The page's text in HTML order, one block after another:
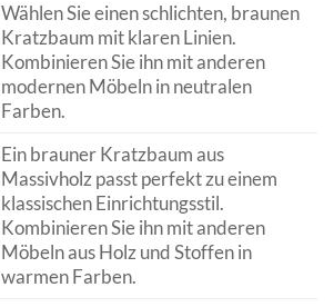
Wählen Sie einen schlichten, braunen
Kratzbaum mit klaren Linien.
Kombinieren Sie ihn mit anderen
modernen Möbeln in neutralen
Farben.
Ein brauner Kratzbaum aus
Massivholz passt perfekt zu einem
klassischen Einrichtungsstil.
Kombinieren Sie ihn mit anderen
Möbeln aus Holz und Stoffen in
warmen Farben.